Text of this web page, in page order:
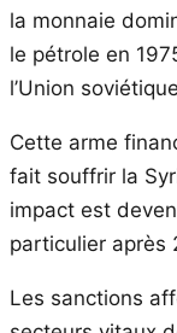
la monnaie
le pétrole en
l’Union
Cette arme
fait souffrir la
impact est
particulier après
Les sanctions